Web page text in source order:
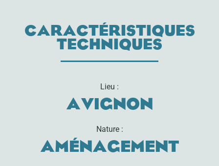
CARACTÉRISTIQUES
TECHNIQUES
Lieu :
Avignon
Nature :
Aménagement